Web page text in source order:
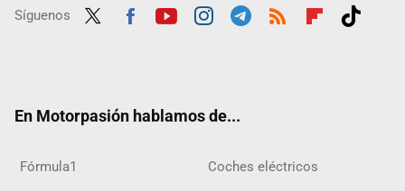
Síguenos
En Motorpasión hablamos de...
Fórmula1 Coches eléctricos